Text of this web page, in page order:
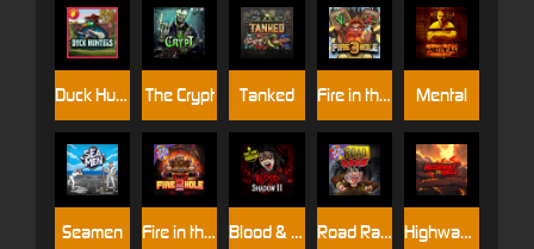
Seamen
Duck Hunters Fire in the Hole 3
Highway to Hell
Blood & Shadow 2
Mental
The Crypt
Fire in the Hole 2
Tanked
Road Rage